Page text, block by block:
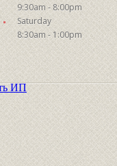
9:30am - 8:00pm
Saturday
8:30am - 1:00pm
ИП